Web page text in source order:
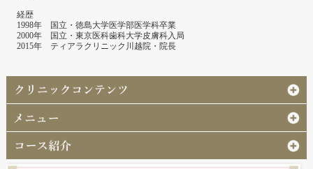
経歴
1998年 国立・徳島大学医学部医学科卒業
2000年 国立・東京医科歯科大学皮膚科入局
2015年 ティアラクリニック川越院・院長